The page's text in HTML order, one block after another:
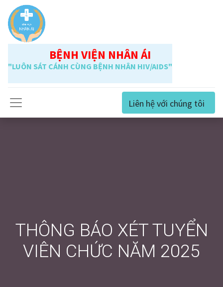
BỆNH VIỆN NHÂN ÁI
"LUÔN SÁT CÁNH CÙNG BỆNH NHÂN HIV/AIDS"
Liên hệ với chúng tôi
THÔNG BÁO XÉT TUYỂN
VIÊN CHỨC NĂM 2025